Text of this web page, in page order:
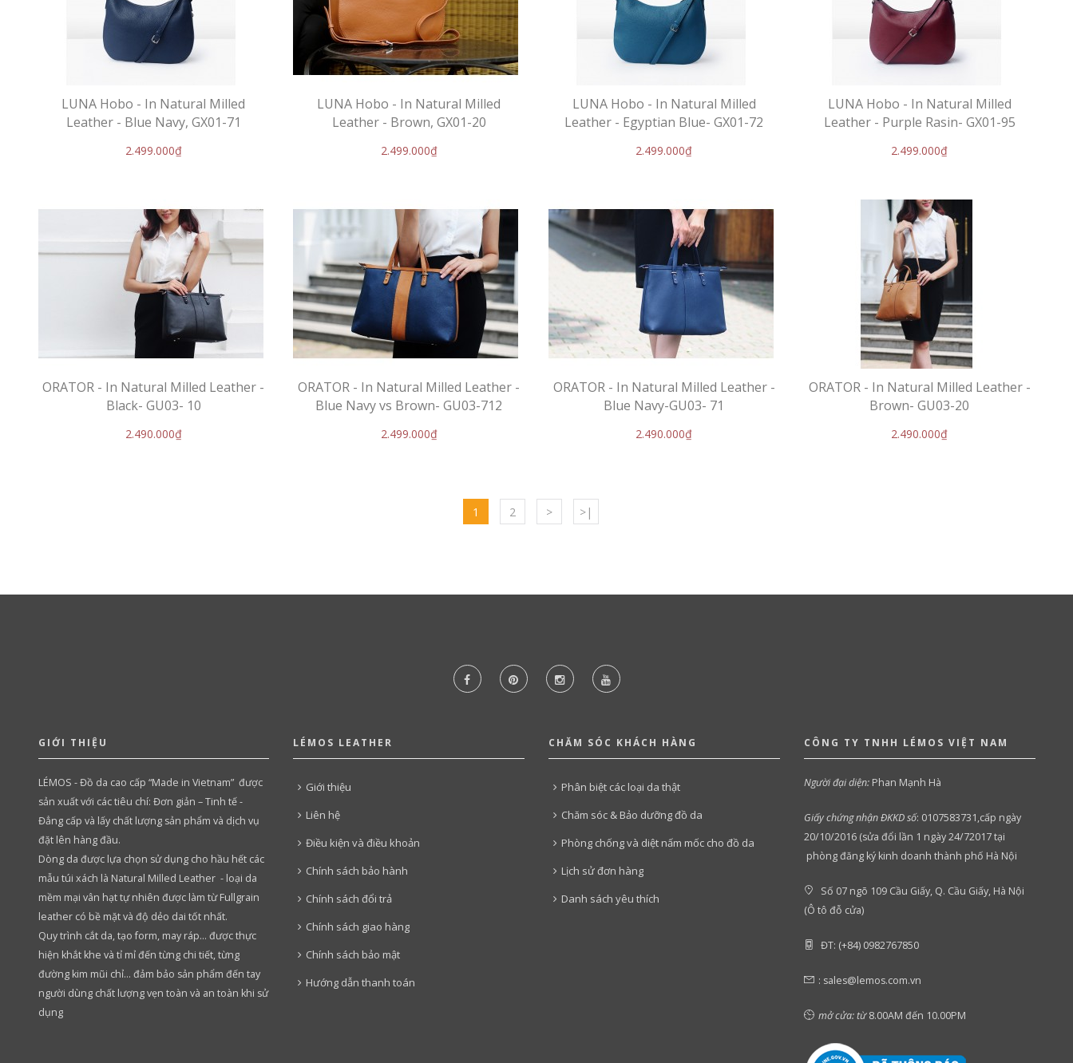
LUNA Hobo - In Natural Milled
Leather - Blue Navy, GX01-71
2.499.000₫
LUNA Hobo - In Natural Milled
Leather - Brown, GX01-20
2.499.000₫
LUNA Hobo - In Natural Milled
Leather - Egyptian Blue- GX01-72
2.499.000₫
LUNA Hobo - In Natural Milled
Leather - Purple Rasin- GX01-95
2.499.000₫
ORATOR - In Natural Milled Leather -
Black- GU03- 10
2.490.000₫
ORATOR - In Natural Milled Leather -
Blue Navy vs Brown- GU03-712
2.499.000₫
ORATOR - In Natural Milled Leather -
Blue Navy-GU03- 71
2.490.000₫
ORATOR - In Natural Milled Leather -
Brown- GU03-20
2.490.000₫
1 2 > >|
GIỚI THIỆU
LÉMOS - Đồ da cao cấp “Made in Vietnam” được
sản xuất với các tiêu chí: Đơn giản – Tinh tế -
Đẳng cấp và lấy chất lượng sản phẩm và dịch vụ
đặt lên hàng đầu.
Dòng da được lựa chọn sử dụng cho hầu hết các
mẫu túi xách là Natural Milled Leather - loại da
mềm mại vân hạt tự nhiên được làm từ Fullgrain
leather có bề mặt và độ dẻo dai tốt nhất.
Quy trình cắt da, tạo form, may ráp… được thực
hiện khắt khe và tỉ mỉ đến từng chi tiết, từng
đường kim mũi chỉ… đảm bảo sản phẩm đến tay
người dùng chất lượng vẹn toàn và an toàn khi sử
dụng
LÉMOS LEATHER
Giới thiệu
Liên hệ
Điều kiện và điều khoản
Chính sách bảo hành
Chính sách đổi trả
Chính sách giao hàng
Chính sách bảo mật
Hướng dẫn thanh toán
CHĂM SÓC KHÁCH HÀNG
Phân biệt các loại da thật
Chăm sóc & Bảo dưỡng đồ da
Phòng chống và diệt nấm mốc cho đồ da
Lịch sử đơn hàng
Danh sách yêu thích
CÔNG TY TNHH LÉMOS VIỆT NAM
Người đại diện:Phan Mạnh Hà
Giấy chứng nhận ĐKKD số: 0107583731,cấp ngày
20/10/2016 (sửa đổi lần 1 ngày 24/72017 tại
phòng đăng ký kinh doanh thành phố Hà Nội
Số 07 ngõ 109 Cầu Giấy, Q. Cầu Giấy, Hà Nội
(Ô tô đỗ cửa)
ĐT: (+84) 0982767850
: sales@lemos.com.vn
mở cửa: từ8.00AM đến 10.00PM